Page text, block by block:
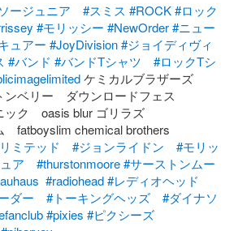
ージュニア #スミス #ROCK#ロック
#モリッシー #NewOrder#ニュー
ュアー #JoyDivision#ジョイディヴィ
#バンド #バンドTシャツ
#ロックTシ
ケミカルブラザーズ
ベリー　ダウンロードフェス
ク　oasis blur ゴリラズ
ミテッド
#ジョンライドン
#モリッ
ア #thurstonmoore#サーストンムー
#radiohead#レディオヘッド
ダー #トーキングヘッズ
#ダイナソ
#pixies #ピクシーズ